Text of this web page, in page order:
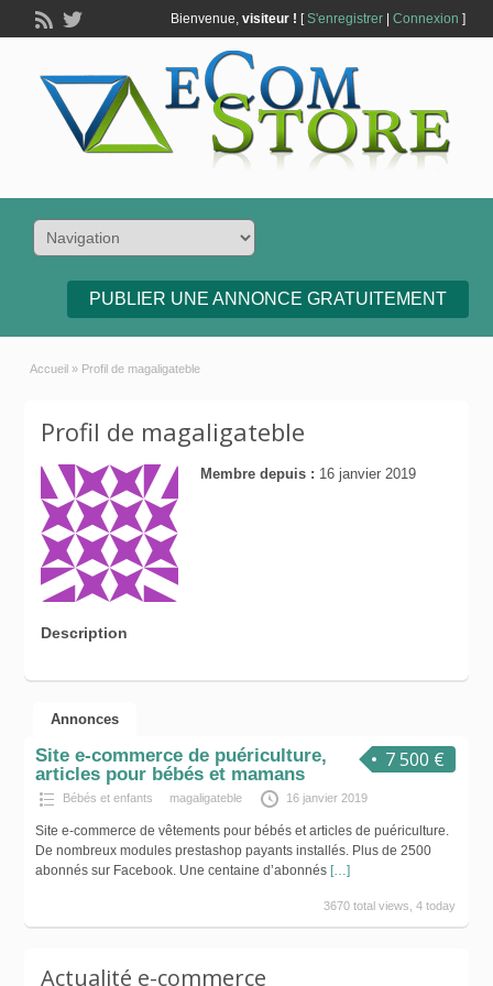
Bienvenue, visiteur ! [S'enregistrer| Connexion ]
PUBLIER UNE ANNONCE GRATUITEMENT
Accueil » Profil de magaligateble
Profil de magaligateble
Membre depuis : 16 janvier 2019
Description
Annonces
7 500 €
Site e-commerce de puériculture,
articles pour bébés et mamans
Bébés et enfants magaligateble 16 janvier 2019
Site e-commerce de vêtements pour bébés et articles de puériculture.
De nombreux modules prestashop payants installés. Plus de 2500
abonnés sur Facebook. Une centaine d’abonnés […]
3670 total views, 4 today
Actualité e-commerce